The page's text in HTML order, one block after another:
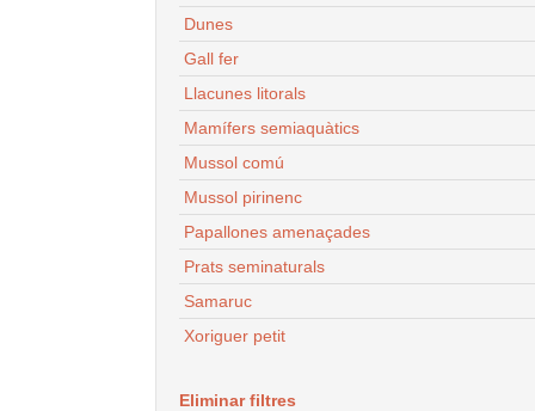
Dunes
Gall fer
Llacunes litorals
Mamífers semiaquàtics
Mussol comú
Mussol pirinenc
Papallones amenaçades
Prats seminaturals
Samaruc
Xoriguer petit
Eliminar filtres